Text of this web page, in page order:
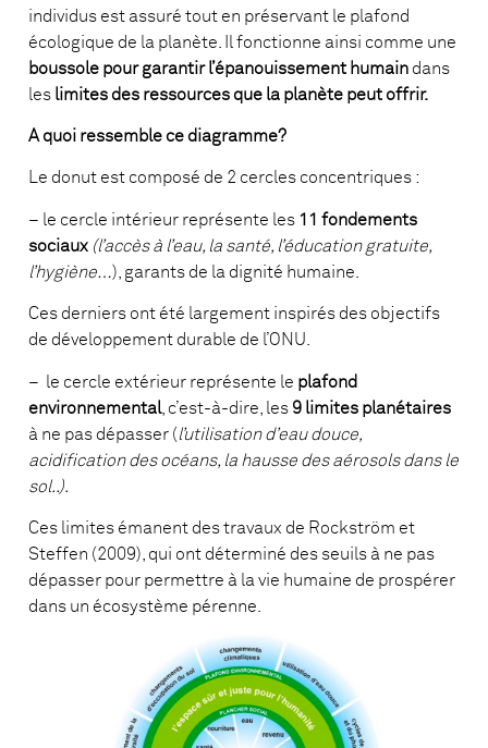
individus est assuré tout en préservant le plafond
écologique de la planète. Il fonctionne ainsi comme une
boussole pour garantir l’épanouissement humain dans
les limites des ressources que la planète peut offrir.
A quoi ressemble ce diagramme?
Le donut est composé de 2 cercles concentriques :
– le cercle intérieur représente les 11 fondements
sociaux (l’accès à l’eau, la santé, l’éducation gratuite,
l’hygiène…), garants de la dignité humaine.
Ces derniers ont été largement inspirés des objectifs
de développement durable de l’ONU.
– le cercle extérieur représente le plafond
environnemental, c’est-à-dire, les 9 limites planétaires
à ne pas dépasser (l’utilisation d’eau douce,
acidification des océans, la hausse des aérosols dans le
sol..).
Ces limites émanent des travaux de Rockström et
Steffen (2009), qui ont déterminé des seuils à ne pas
dépasser pour permettre à la vie humaine de prospérer
dans un écosystème pérenne.